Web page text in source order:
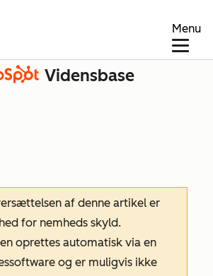
Menu
Vidensbase
af denne artikel er
for nemheds skyld.
oprettes automatisk via en
og er muligvis ikke